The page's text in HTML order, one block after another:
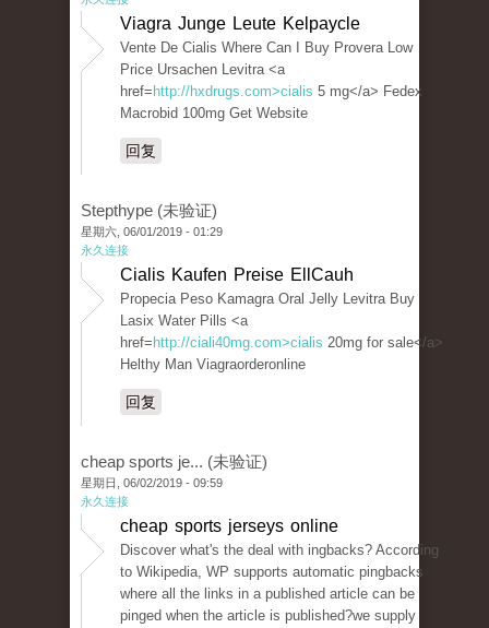
Viagra Junge Leute Kelpaycle
Vente De Cialis Where Can I Buy Provera Low
Price Ursachen Levitra <a
href= http://hxdrugs.com>cialis 5 mg</a> Fedex
Macrobid 100mg Get Website
回复
Stepthype (未验证)
星期六, 06/01/2019 - 01:29
永久连接
Cialis Kaufen Preise EllCauh
Propecia Peso Kamagra Oral Jelly Levitra Buy
Lasix Water Pills <a
href= http://ciali40mg.com>cialis 20mg for sale</a>
Helthy Man Viagraorderonline
回复
cheap sports je... (未验证)
星期日, 06/02/2019 - 09:59
永久连接
cheap sports jerseys online
Discover what's the deal with ingbacks? According
to Wikipedia, WP supports automatic pingbacks
where all the links in a published article can be
pinged when the article is published?we supply